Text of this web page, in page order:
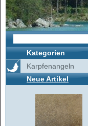
Kategorien
Karpfenangeln
Neue Artikel